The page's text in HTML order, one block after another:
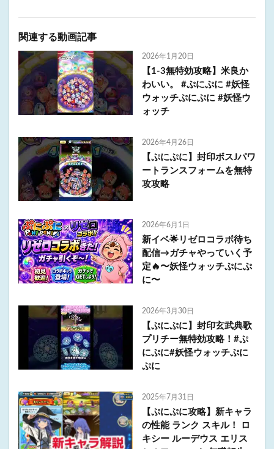
関連する動画記事
2026年1月20日
【1-3無特効攻略】米良か
わいい。 #ぷにぷに #妖怪
ウォッチぷにぷに #妖怪ウ
ォッチ
2026年4月26日
【ぷにぷに】封印ボスJパワ
ートランスフォームを無特
攻攻略
2026年6月1日
新イベ🌟リゼロコラボ待ち
配信→ガチャやっていく予
定🔥〜妖怪ウォッチぷにぷ
に〜
2026年3月30日
【ぷにぷに】封印玄武典歌
プリチー無特効攻略！#ぷ
にぷに#妖怪ウォッチぷに
ぷに
2025年7月31日
【ぷにぷに攻略】新キャラ
の性能 ランク スキル！ ロ
キシー ルーデウス エリス